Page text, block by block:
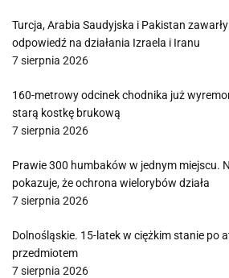
Turcja, Arabia Saudyjska i Pakistan
odpowiedź na działania Izraela i Iranu
7 sierpnia 2026
160-metrowy odcinek chodnika już
starą kostkę brukową
7 sierpnia 2026
Prawie 300 humbaków w jednym miejscu.
pokazuje, że ochrona wielorybów działa
7 sierpnia 2026
Dolnośląskie. 15-latek w ciężkim stanie po
przedmiotem
7 sierpnia 2026